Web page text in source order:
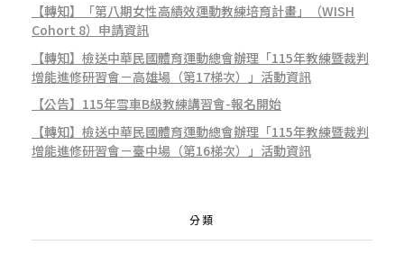
【轉知】「第八期女性高績效運動教練培育計畫」（WISH
Cohort 8）申請資訊
【轉知】檢送中華民國體育運動總會辦理「115年教練暨裁判
增能進修研習會－高雄場（第17梯次）」活動資訊
【公告】115年雪車B級教練講習會-報名開始
【轉知】檢送中華民國體育運動總會辦理「115年教練暨裁判
增能進修研習會－臺中場（第16梯次）」活動資訊
分類